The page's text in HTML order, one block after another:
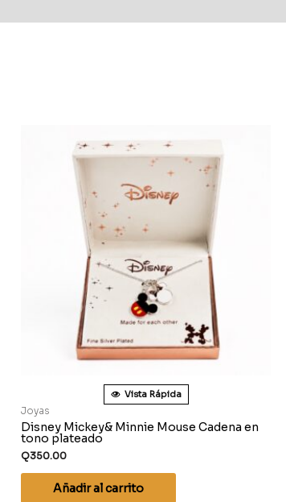
Vista Rápida
Joyas
Disney Mickey& Minnie Mouse Cadena en
tono plateado
Q350.00
Añadir al carrito